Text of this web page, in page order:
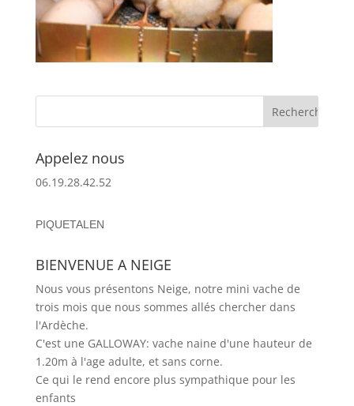
Appelez nous
06.19.28.42.52
PIQUETALEN
BIENVENUE A NEIGE
Nous vous présentons Neige, notre mini vache de
trois mois que nous sommes allés chercher dans
l'Ardèche.
C'est une GALLOWAY: vache naine d'une hauteur de
1.20m à l'age adulte, et sans corne.
Ce qui le rend encore plus sympathique pour les
enfants